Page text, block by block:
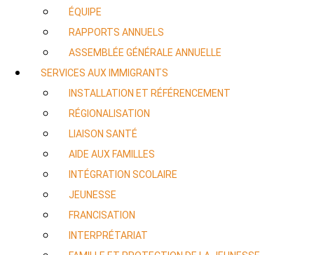
ÉQUIPE
RAPPORTS ANNUELS
ASSEMBLÉE GÉNÉRALE ANNUELLE
SERVICES AUX IMMIGRANTS
INSTALLATION ET RÉFÉRENCEMENT
RÉGIONALISATION
LIAISON SANTÉ
AIDE AUX FAMILLES
INTÉGRATION SCOLAIRE
JEUNESSE
FRANCISATION
INTERPRÉTARIAT